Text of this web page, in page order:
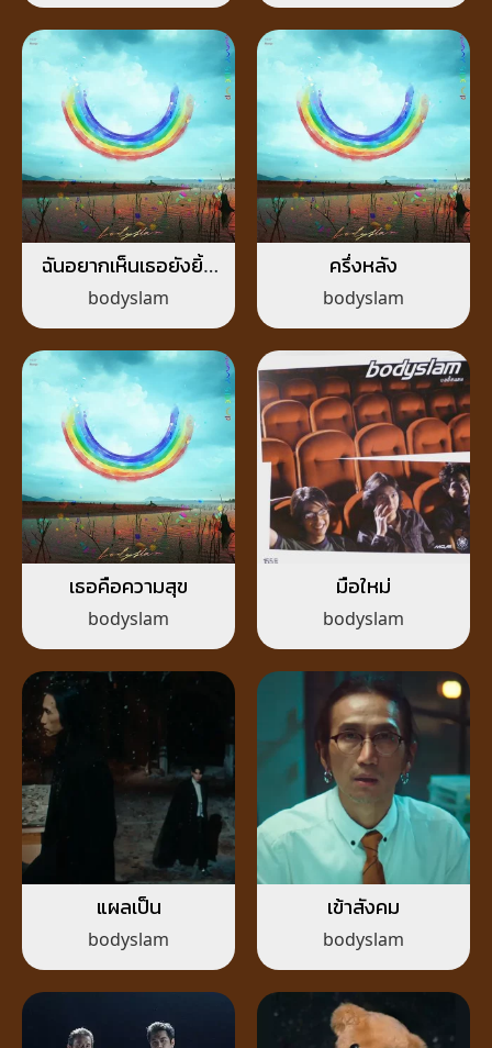
ฉันอยากเห็นเธอยังยิ้ม
ได้อยู่
bodyslam
ครึ่งหลัง
bodyslam
เธอคือความสุข
bodyslam
มือใหม่
bodyslam
แผลเป็น
bodyslam
เข้าสังคม
bodyslam